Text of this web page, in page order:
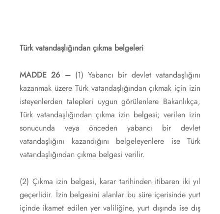
Türk vatandaşlığından çıkma belgeleri
MADDE 26 – (1) Yabancı bir devlet vatandaşlığını
kazanmak üzere Türk vatandaşlığından çıkmak için izin
isteyenlerden talepleri uygun görülenlere Bakanlıkça,
Türk vatandaşlığından çıkma izin belgesi; verilen izin
sonucunda veya önceden yabancı bir devlet
vatandaşlığını kazandığını belgeleyenlere ise Türk
vatandaşlığından çıkma belgesi verilir.
(2) Çıkma izin belgesi, karar tarihinden itibaren iki yıl
geçerlidir. İzin belgesini alanlar bu süre içerisinde yurt
içinde ikamet edilen yer valiliğine, yurt dışında ise dış